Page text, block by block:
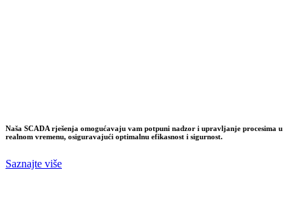
Naša SCADA rješenja omogućavaju vam potpuni nadzor i upravljanje procesima u
realnom vremenu, osiguravajući optimalnu efikasnost i sigurnost.
Saznajte više